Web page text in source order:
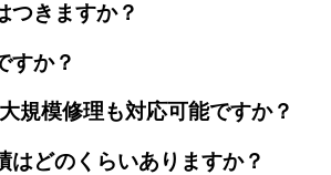
つきますか？
すか？
規模修理も対応可能ですか？
はどのくらいありますか？